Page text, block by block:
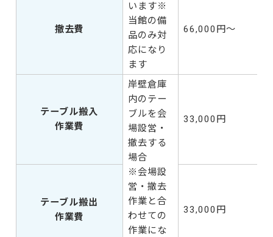
います※
当館の備
品のみ対
応になり
ます
撤去費 66,000円～
テーブル搬入
作業費
岸壁倉庫
内のテー
ブルを会
場設営・
撤去する
場合
※会場設
営・撤去
作業と合
わせての
作業にな
33,000円
テーブル搬出
作業費
33,000円